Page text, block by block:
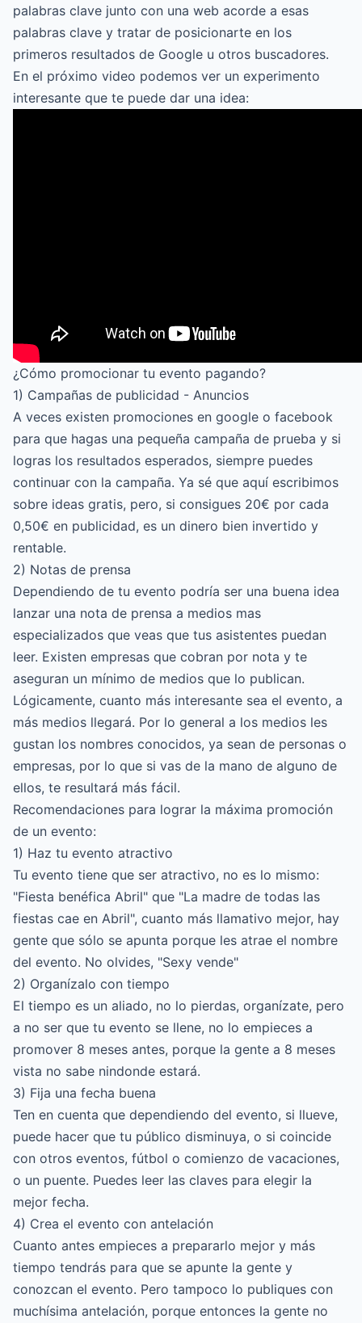
palabras clave junto con una web acorde a esas
palabras clave y tratar de posicionarte en los
primeros resultados de Google u otros buscadores.
En el próximo video podemos ver un experimento
interesante que te puede dar una idea:
¿Cómo promocionar tu evento pagando?
1) Campañas de publicidad - Anuncios
A veces existen promociones en google o facebook
para que hagas una pequeña campaña de prueba y si
logras los resultados esperados, siempre puedes
continuar con la campaña. Ya sé que aquí escribimos
sobre ideas gratis, pero, si consigues 20€ por cada
0,50€ en publicidad, es un dinero bien invertido y
rentable.
2) Notas de prensa
Dependiendo de tu evento podría ser una buena idea
lanzar una nota de prensa a medios mas
especializados que veas que tus asistentes puedan
leer. Existen empresas que cobran por nota y te
aseguran un mínimo de medios que lo publican.
Lógicamente, cuanto más interesante sea el evento, a
más medios llegará. Por lo general a los medios les
gustan los nombres conocidos, ya sean de personas o
empresas, por lo que si vas de la mano de alguno de
ellos, te resultará más fácil.
Recomendaciones para lograr la máxima promoción
de un evento:
1) Haz tu evento atractivo
Tu evento tiene que ser atractivo, no es lo mismo:
"Fiesta benéfica Abril" que "La madre de todas las
fiestas cae en Abril", cuanto más llamativo mejor, hay
gente que sólo se apunta porque les atrae el nombre
del evento. No olvides, "Sexy vende"
2) Organízalo con tiempo
El tiempo es un aliado, no lo pierdas, organízate, pero
a no ser que tu evento se llene, no lo empieces a
promover 8 meses antes, porque la gente a 8 meses
vista no sabe nindonde estará.
3) Fija una fecha buena
Ten en cuenta que dependiendo del evento, si llueve,
puede hacer que tu público disminuya, o si coincide
con otros eventos, fútbol o comienzo de vacaciones,
o un puente. Puedes leer las claves para elegir la
mejor fecha.
4) Crea el evento con antelación
Cuanto antes empieces a prepararlo mejor y más
tiempo tendrás para que se apunte la gente y
conozcan el evento. Pero tampoco lo publiques con
muchísima antelación, porque entonces la gente no